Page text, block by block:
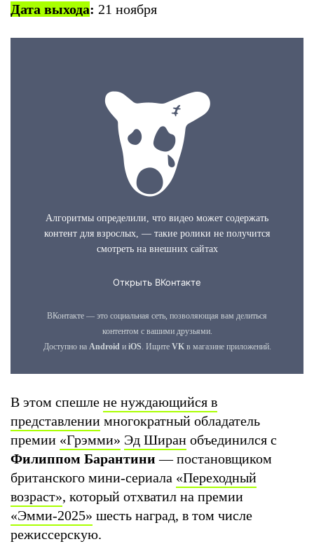
Дата выхода: 21 ноября
В этом спешле не нуждающийся в
представлении многократный обладатель
премии «Грэмми» Эд Ширан объединился с
Филиппом Барантини — постановщиком
британского мини-сериала «Переходный
возраст», который отхватил на премии
«Эмми-2025» шесть наград, в том числе
режиссерскую.